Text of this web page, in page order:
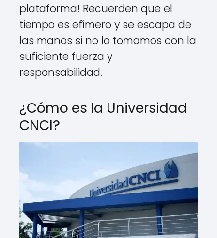
plataforma! Recuerden que el
tiempo es efímero y se escapa de
las manos si no lo tomamos con la
suficiente fuerza y
responsabilidad.
¿Cómo es la Universidad
CNCI?